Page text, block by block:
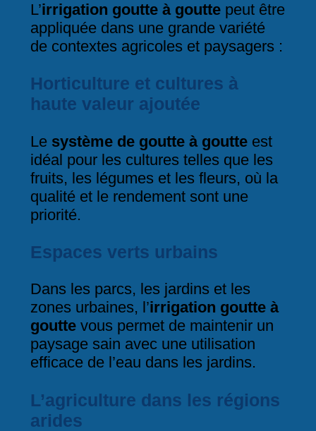
L’irrigation goutte à gouttepeut être
appliquée dans une grande variété
de contextes agricoles et paysagers :
Horticulture et cultures à
haute valeur ajoutée
Le système de goutte à goutteest
idéal pour les cultures telles que les
fruits, les légumes et les fleurs, où la
qualité et le rendement sont une
priorité.
Espaces verts urbains
Dans les parcs, les jardins et les
zones urbaines, l’irrigation goutte à
gouttevous permet de maintenir un
paysage sain avec une utilisation
efficace de l’eau dans les jardins.
L’agriculture dans les régions
arides